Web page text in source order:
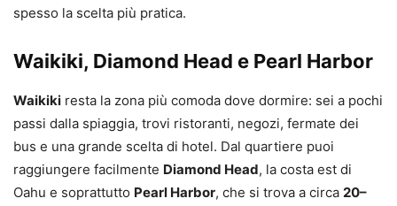
spesso la scelta più pratica.
Waikiki, Diamond Head e Pearl Harbor
Waikiki resta la zona più comoda dove dormire: sei a pochi
passi dalla spiaggia, trovi ristoranti, negozi, fermate dei
bus e una grande scelta di hotel. Dal quartiere puoi
raggiungere facilmente Diamond Head, la costa est di
Oahu e soprattutto Pearl Harbor, che si trova a circa 20–